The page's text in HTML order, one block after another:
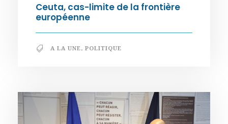
Ceuta, cas-limite de la frontière
européenne
A LA UNE, POLITIQUE